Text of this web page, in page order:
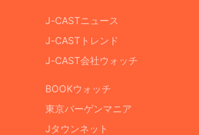
J-CASTニュース
J-CASTトレンド
J-CAST会社ウォッチ
BOOKウォッチ
東京バーゲンマニア
Jタウンネット